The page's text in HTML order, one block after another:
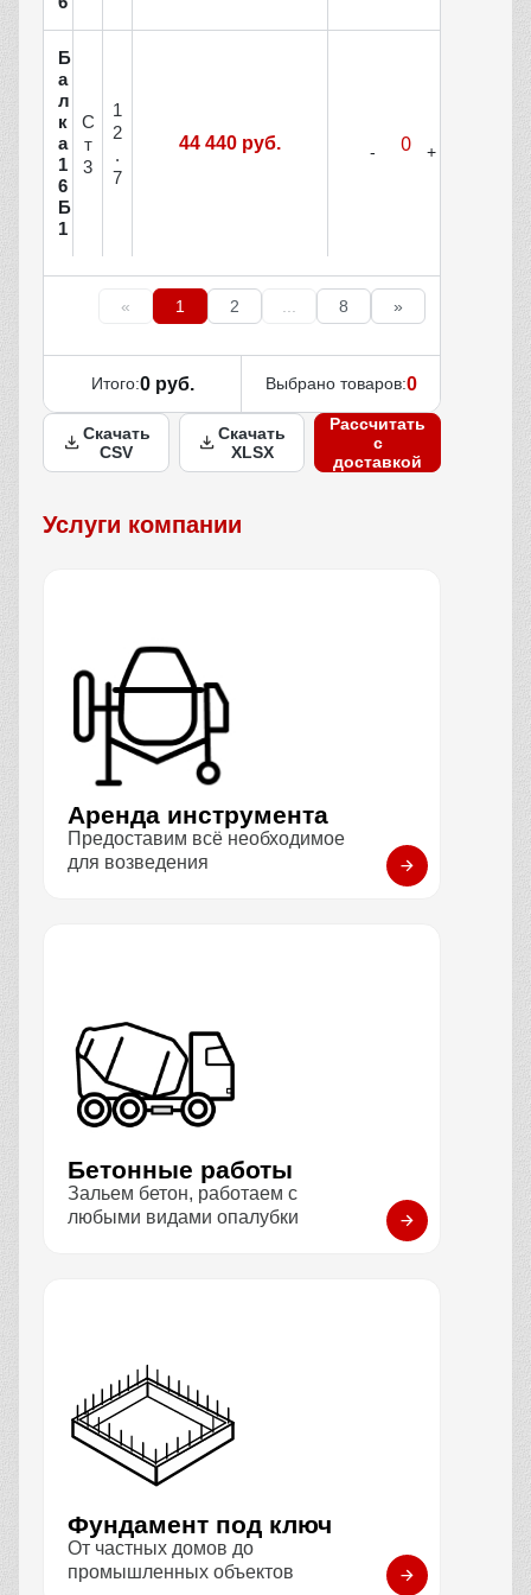
Б
а
л
к
а
1
6
Б
1
С
т
3
1
2
.
7
44 440 руб.
« 1 2 ... 8 »
Итого:0 руб. Выбрано товаров:0
Скачать
CSV
Скачать
XLSX
Рассчитать
с
доставкой
Услуги компании
Аренда инструмента
Предоставим всё необходимое
для возведения
Бетонные работы
Зальем бетон, работаем с
любыми видами опалубки
Фундамент под ключ
От частных домов до
промышленных объектов